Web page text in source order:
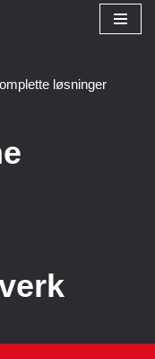
løsninger